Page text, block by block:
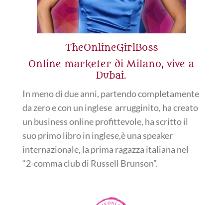
TheOnlineGirlBoss
Online marketer di Milano, vive a
Dubai.
In meno di due anni, partendo completamente
da zero e con un inglese arrugginito, ha creato
un business online profittevole, ha scritto il
suo primo libro in inglese,è una speaker
internazionale, la prima ragazza italiana nel
“2-comma club di Russell Brunson”.